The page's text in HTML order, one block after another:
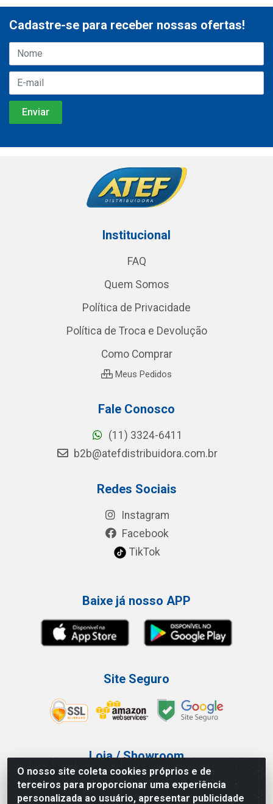
O nosso site coleta cookies próprios e de
terceiros para proporcionar uma experiência
personalizada ao usuário, apresentar publicidade
Cadastre-se para receber nossas ofertas!
Institucional
FAQ
Quem Somos
Política de Privacidade
Política de Troca e Devolução
Como Comprar
Meus Pedidos
Fale Conosco
(11) 3324-6411
b2b@atefdistribuidora.com.br
Redes Sociais
Instagram
Facebook
TikTok
Baixe já nosso APP
Site Seguro
Loja / Showroom
Tel.: (11) 3227-0546
Av Vautier, 587/597 - Pari - São Paulo/SP